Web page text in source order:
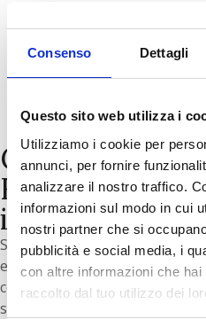
Consenso Dettagli
Questo sito web utilizza i
Utilizziamo i cookie per
annunci, per fornire
analizzare il nostro traffico.
informazioni sul modo in cui
nostri partner che si
pubblicità e social media, i
con altre informazioni che
raccolto dal tuo utilizzo dei
La compatibilità AIR
utilizzato
Contatti
Richiedi
informazioni
Siamo pronti ad ascoltarti e
esigenze con la professionalità
contraddistinguono. Il tuo
sono la nostra priorità.